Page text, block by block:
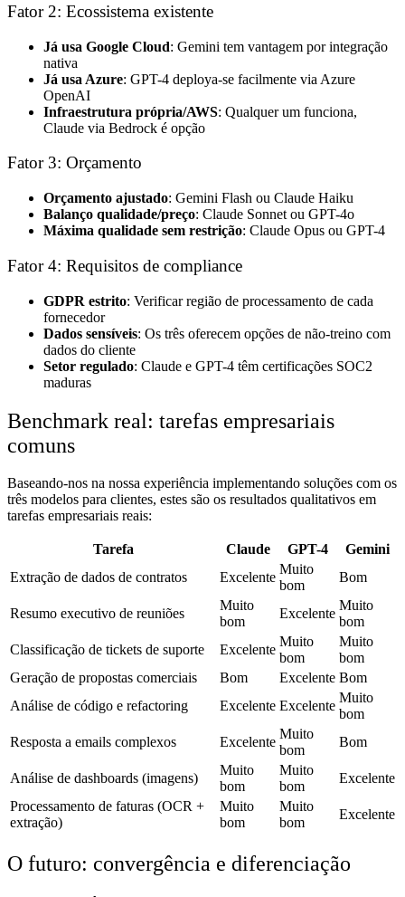
Fator 2: Ecossistema existente
Já usa Google Cloud: Gemini tem vantagem por integração
nativa
Já usa Azure: GPT-4 deploya-se facilmente via Azure
OpenAI
Infraestrutura própria/AWS: Qualquer um funciona,
Claude via Bedrock é opção
Fator 3: Orçamento
Orçamento ajustado: Gemini Flash ou Claude Haiku
Balanço qualidade/preço: Claude Sonnet ou GPT-4o
Máxima qualidade sem restrição: Claude Opus ou GPT-4
Fator 4: Requisitos de compliance
GDPR estrito: Verificar região de processamento de cada
fornecedor
Dados sensíveis: Os três oferecem opções de não-treino com
dados do cliente
Setor regulado: Claude e GPT-4 têm certificações SOC2
maduras
Benchmark real: tarefas empresariais
comuns
Baseando-nos na nossa experiência implementando soluções com os
três modelos para clientes, estes são os resultados qualitativos em
tarefas empresariais reais:
Tarefa Claude GPT-4
Gemini
Extração de dados de contratos
Excelente
Muito
bom
Bom
Resumo executivo de reuniões
Muito
bom
Excelente
Muito
bom
Classificação de tickets de suporte
Excelente
Muito
bom
Muito
bom
Geração de propostas comerciais
Bom Excelente Bom
Análise de código e refactoring
Excelente Excelente
Muito
bom
Resposta a emails complexos
Excelente
Muito
bom
Bom
Análise de dashboards (imagens)
Muito
bom
Muito
bom
Excelente
Processamento de faturas (OCR +
extração)
Muito
bom
Muito
bom
Excelente
O futuro: convergência e diferenciação